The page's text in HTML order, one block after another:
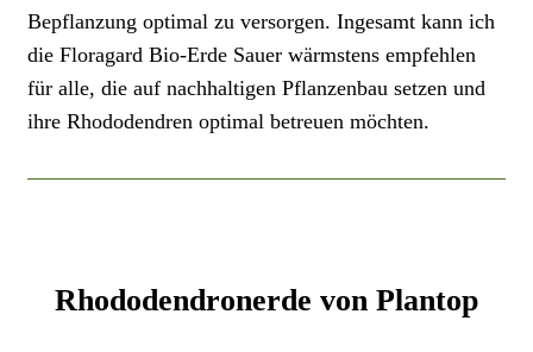
Bepflanzung optimal zu versorgen. Ingesamt kann ich
die Floragard Bio-Erde Sauer wärmstens empfehlen
für alle, die auf nachhaltigen Pflanzenbau setzen und
ihre Rhododendren optimal betreuen möchten.
Rhododendronerde von Plantop